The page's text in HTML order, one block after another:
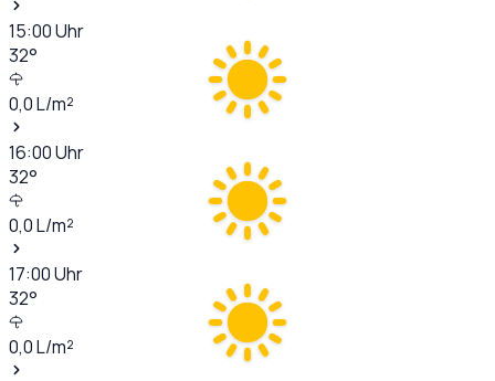
15:00Uhr
32°
0,0L/m²
16:00Uhr
32°
0,0L/m²
17:00Uhr
32°
0,0L/m²